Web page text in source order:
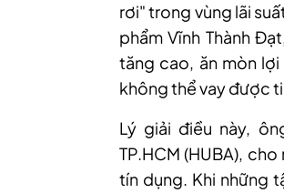
rơi" trong vùng lãi
phẩm Vĩnh Thành
tăng cao, ăn mòn
không thể vay được
Lý giải điều này,
TP.HCM (HUBA),
tín dụng. Khi những